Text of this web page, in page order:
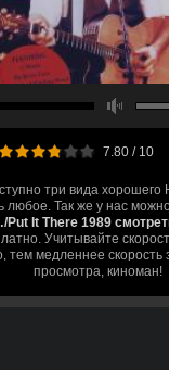
7.80/ 10
три вида хорошего
любое. Так же у нас
It There 1989
Учитывайте
тем медленнее скорость
просмотра, киноман!